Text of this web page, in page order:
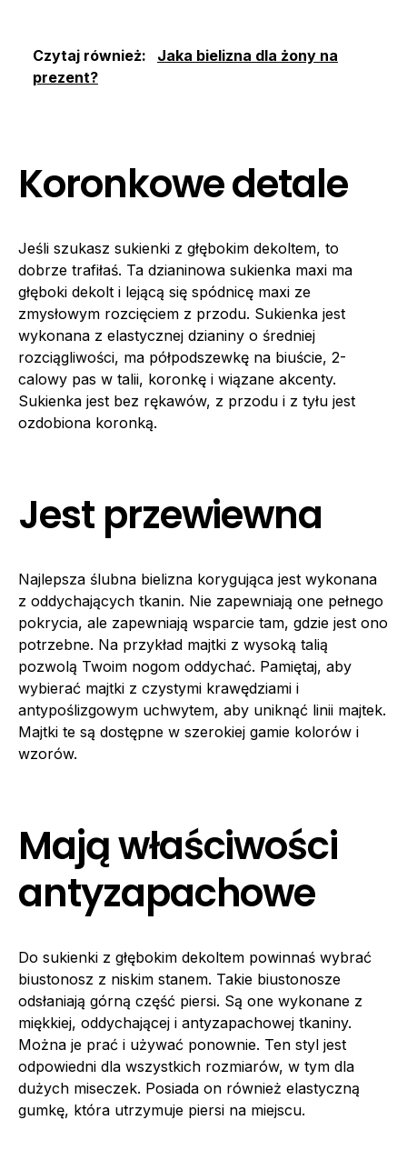
Czytaj również:
Jaka bielizna dla żony na
prezent?
Koronkowe detale
Jeśli szukasz sukienki z głębokim dekoltem, to
dobrze trafiłaś. Ta dzianinowa sukienka maxi ma
głęboki dekolt i lejącą się spódnicę maxi ze
zmysłowym rozcięciem z przodu. Sukienka jest
wykonana z elastycznej dzianiny o średniej
rozciągliwości, ma półpodszewkę na biuście, 2-
calowy pas w talii, koronkę i wiązane akcenty.
Sukienka jest bez rękawów, z przodu i z tyłu jest
ozdobiona koronką.
Jest przewiewna
Najlepsza ślubna bielizna korygująca jest wykonana
z oddychających tkanin. Nie zapewniają one pełnego
pokrycia, ale zapewniają wsparcie tam, gdzie jest ono
potrzebne. Na przykład majtki z wysoką talią
pozwolą Twoim nogom oddychać. Pamiętaj, aby
wybierać majtki z czystymi krawędziami i
antypoślizgowym uchwytem, aby uniknąć linii majtek.
Majtki te są dostępne w szerokiej gamie kolorów i
wzorów.
Mają właściwości
antyzapachowe
Do sukienki z głębokim dekoltem powinnaś wybrać
biustonosz z niskim stanem. Takie biustonosze
odsłaniają górną część piersi. Są one wykonane z
miękkiej, oddychającej i antyzapachowej tkaniny.
Można je prać i używać ponownie. Ten styl jest
odpowiedni dla wszystkich rozmiarów, w tym dla
dużych miseczek. Posiada on również elastyczną
gumkę, która utrzymuje piersi na miejscu.